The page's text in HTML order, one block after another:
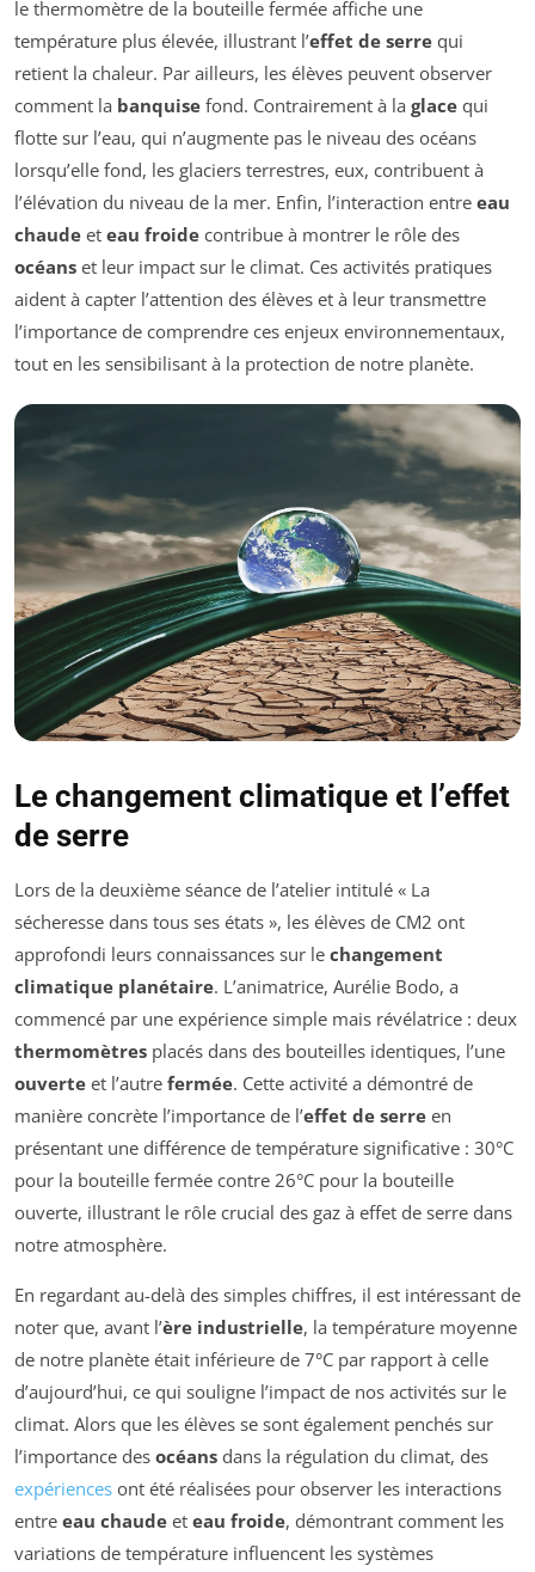
le thermomètre de la bouteille fermée affiche une
température plus élevée, illustrant l’effet de serre qui
retient la chaleur. Par ailleurs, les élèves peuvent observer
comment la banquise fond. Contrairement à la glace qui
flotte sur l’eau, qui n’augmente pas le niveau des océans
lorsqu’elle fond, les glaciers terrestres, eux, contribuent à
l’élévation du niveau de la mer. Enfin, l’interaction entre eau
chaude et eau froide contribue à montrer le rôle des
océans et leur impact sur le climat. Ces activités pratiques
aident à capter l’attention des élèves et à leur transmettre
l’importance de comprendre ces enjeux environnementaux,
tout en les sensibilisant à la protection de notre planète.
Le changement climatique et l’effet
de serre
Lors de la deuxième séance de l’atelier intitulé « La
sécheresse dans tous ses états », les élèves de CM2 ont
approfondi leurs connaissances sur le changement
climatique planétaire. L’animatrice, Aurélie Bodo, a
commencé par une expérience simple mais révélatrice : deux
thermomètres placés dans des bouteilles identiques, l’une
ouverte et l’autre fermée. Cette activité a démontré de
manière concrète l’importance de l’effet de serre en
présentant une différence de température significative : 30°C
pour la bouteille fermée contre 26°C pour la bouteille
ouverte, illustrant le rôle crucial des gaz à effet de serre dans
notre atmosphère.
En regardant au-delà des simples chiffres, il est intéressant de
noter que, avant l’ère industrielle, la température moyenne
de notre planète était inférieure de 7°C par rapport à celle
d’aujourd’hui, ce qui souligne l’impact de nos activités sur le
climat. Alors que les élèves se sont également penchés sur
l’importance des océans dans la régulation du climat, des
expériences ont été réalisées pour observer les interactions
entre eau chaude et eau froide, démontrant comment les
variations de température influencent les systèmes